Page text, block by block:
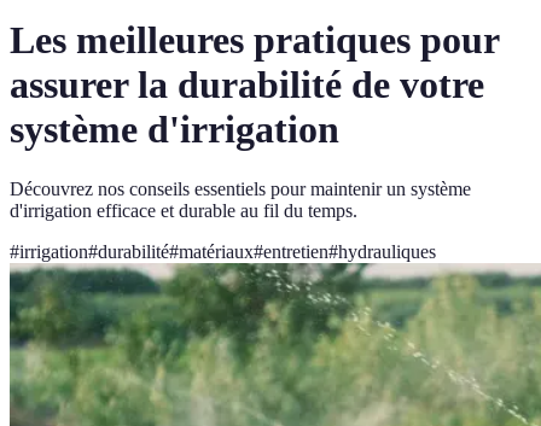
Les meilleures pratiques pour
assurer la durabilité de votre
système d'irrigation
Découvrez nos conseils essentiels pour maintenir un système
d'irrigation efficace et durable au fil du temps.
#irrigation#durabilité#matériaux#entretien#hydrauliques